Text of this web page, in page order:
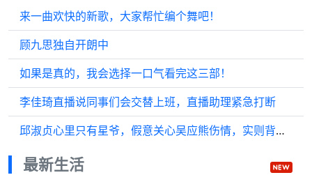
来一曲欢快的新歌，大家帮忙编个舞吧！
顾九思独自开朗中
如果是真的，我会选择一口气看完这三部！
李佳琦直播说同事们会交替上班，直播助理紧急打断
邱淑贞心里只有星爷，假意关心吴应熊伤情，实则背后藏刀
最新生活